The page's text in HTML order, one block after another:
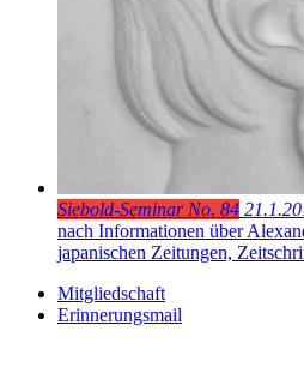
Siebold-Seminar No. 84
nach Informationen über
japanischen Zeitungen,
Mitgliedschaft
Erinnerungsmail